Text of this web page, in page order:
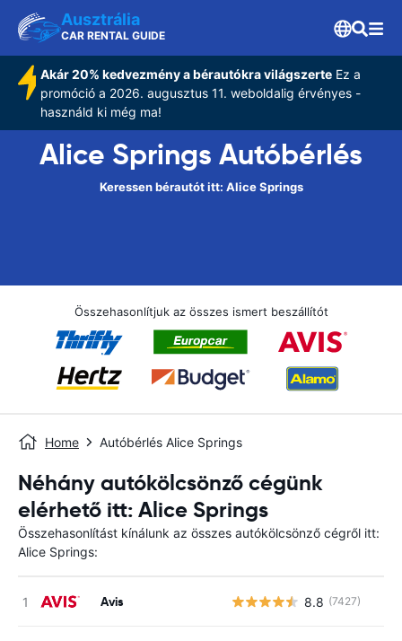
Ausztrália
CAR RENTAL GUIDE
Akár 20% kedvezmény a bérautókra világszerteEz a
promóció a 2026. augusztus 11. weboldalig érvényes -
használd ki még ma!
Alice Springs Autóbérlés
Keressen bérautót itt: Alice Springs
Összehasonlítjuk az összes ismert beszállítót
Home Autóbérlés Alice Springs
Néhány autókölcsönző cégünk
elérhető itt: Alice Springs
Összehasonlítást kínálunk az összes autókölcsönző cégről itt:
Alice Springs:
Avis 8.8 (7427)